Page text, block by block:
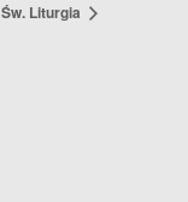
Św. Liturgia